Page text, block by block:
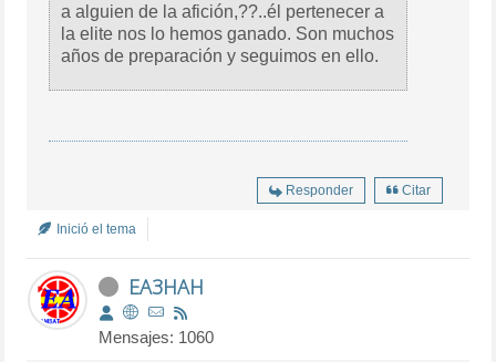
a alguien de la afición,??..él pertenecer a
la elite nos lo hemos ganado. Son muchos
años de preparación y seguimos en ello.
Responder Citar
Inició el tema
EA3HAH
Mensajes: 1060